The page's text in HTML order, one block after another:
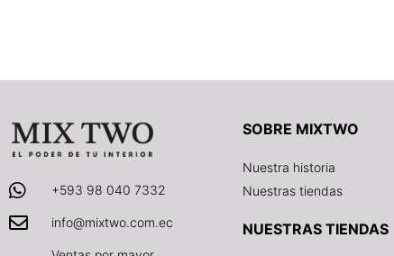
+593 98 040 7332
info@mixtwo.com.ec
SOBRE MIXTWO
Nuestra historia
Nuestras tiendas
NUESTRAS TIENDAS